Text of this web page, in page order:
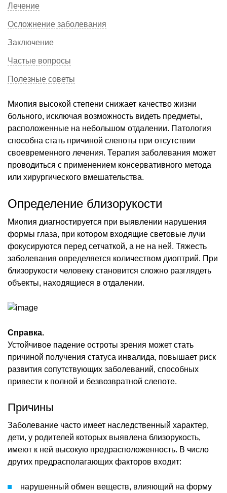
Лечение
Осложнение заболевания
Заключение
Частые вопросы
Полезные советы
Миопия высокой степени снижает качество жизни
больного, исключая возможность видеть предметы,
расположенные на небольшом отдалении. Патология
способна стать причиной слепоты при отсутствии
своевременного лечения. Терапия заболевания может
проводиться с применением консервативного метода
или хирургического вмешательства.
Определение близорукости
Миопия диагностируется при выявлении нарушения
формы глаза, при котором входящие световые лучи
фокусируются перед сетчаткой, а не на ней. Тяжесть
заболевания определяется количеством диоптрий. При
близорукости человеку становится сложно разглядеть
объекты, находящиеся в отдалении.
Справка.
Устойчивое падение остроты зрения может стать
причиной получения статуса инвалида, повышает риск
развития сопутствующих заболеваний, способных
привести к полной и безвозвратной слепоте.
Причины
Заболевание часто имеет наследственный характер,
дети, у родителей которых выявлена близорукость,
имеют к ней высокую предрасположенность. В число
других предрасполагающих факторов входит:
нарушенный обмен веществ, влияющий на форму